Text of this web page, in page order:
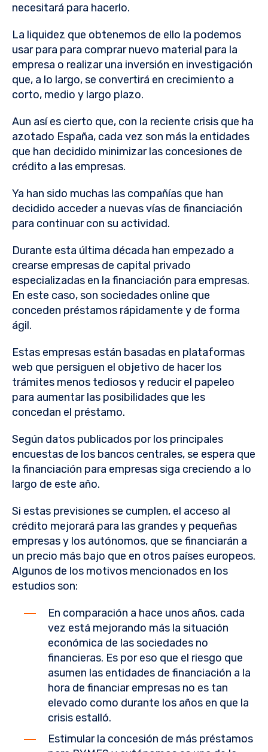
necesitará para hacerlo.
La liquidez que obtenemos de ello la podemos
usar para para comprar nuevo material para la
empresa o realizar una inversión en investigación
que, a lo largo, se convertirá en crecimiento a
corto, medio y largo plazo.
Aun así es cierto que, con la reciente crisis que ha
azotado España, cada vez son más la entidades
que han decidido minimizar las concesiones de
crédito a las empresas.
Ya han sido muchas las compañías que han
decidido acceder a nuevas vías de financiación
para continuar con su actividad.
Durante esta última década han empezado a
crearse empresas de capital privado
especializadas en la financiación para empresas.
En este caso, son sociedades online que
conceden préstamos rápidamente y de forma
ágil.
Estas empresas están basadas en plataformas
web que persiguen el objetivo de hacer los
trámites menos tediosos y reducir el papeleo
para aumentar las posibilidades que les
concedan el préstamo.
Según datos publicados por los principales
encuestas de los bancos centrales, se espera que
la financiación para empresas siga creciendo a lo
largo de este año.
Si estas previsiones se cumplen, el acceso al
crédito mejorará para las grandes y pequeñas
empresas y los autónomos, que se financiarán a
un precio más bajo que en otros países europeos.
Algunos de los motivos mencionados en los
estudios son:
En comparación a hace unos años, cada
vez está mejorando más la situación
económica de las sociedades no
financieras. Es por eso que el riesgo que
asumen las entidades de financiación a la
hora de financiar empresas no es tan
elevado como durante los años en que la
crisis estalló.
Estimular la concesión de más préstamos